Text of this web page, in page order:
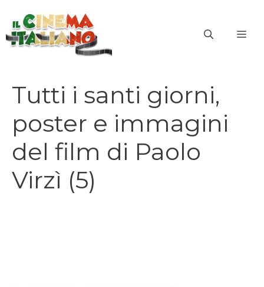
contenuto
Tutti i santi giorni,
poster e immagini
del film di Paolo
Virzì (5)